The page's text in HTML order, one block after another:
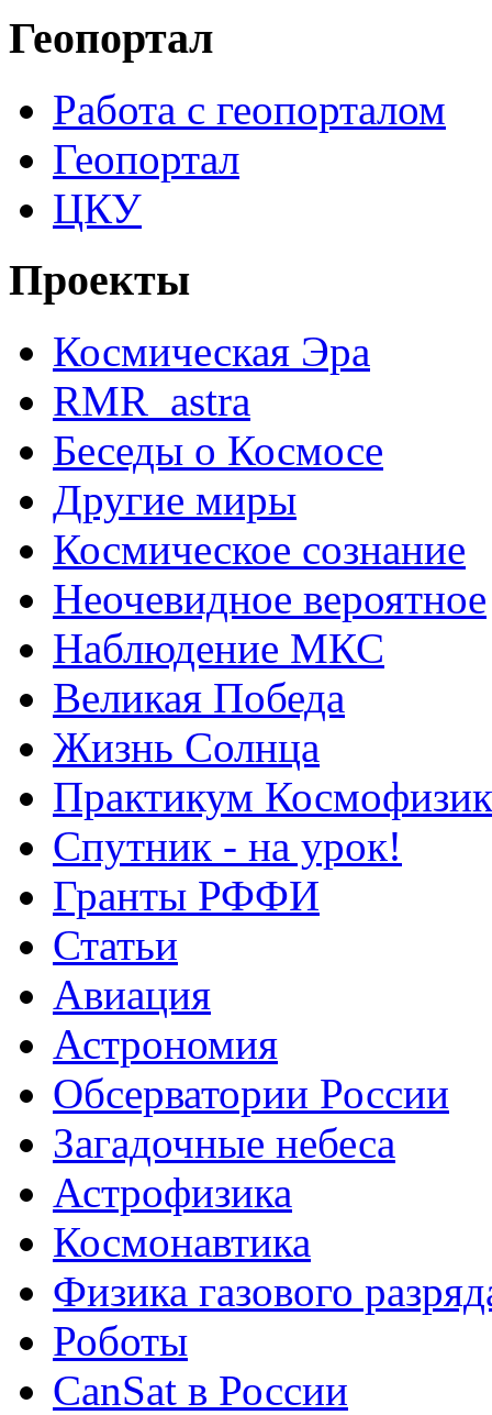
Геопортал
Работа с геопорталом
Геопортал
ЦКУ
Проекты
Космическая Эра
RMR_astra
Беседы о Космосе
Другие миры
Космическое сознание
Неочевидное вероятное
Наблюдение МКС
Великая Победа
Жизнь Солнца
Практикум
Спутник - на урок!
Гранты РФФИ
Статьи
Авиация
Астрономия
Обсерватории России
Загадочные небеса
Астрофизика
Космонавтика
Физика газового
Роботы
CanSat в России